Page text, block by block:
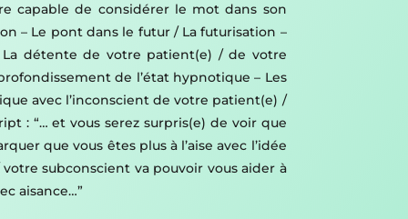
capable de considérer le mot dans son
– Le pont dans le futur / La futurisation –
La détente de votre patient(e) / de votre
de l’état hypnotique – Les
avec l’inconscient de votre patient(e) /
: “… et vous serez surpris(e) de voir que
que vous êtes plus à l’aise avec l’idée
subconscient va pouvoir vous aider à
aisance…”